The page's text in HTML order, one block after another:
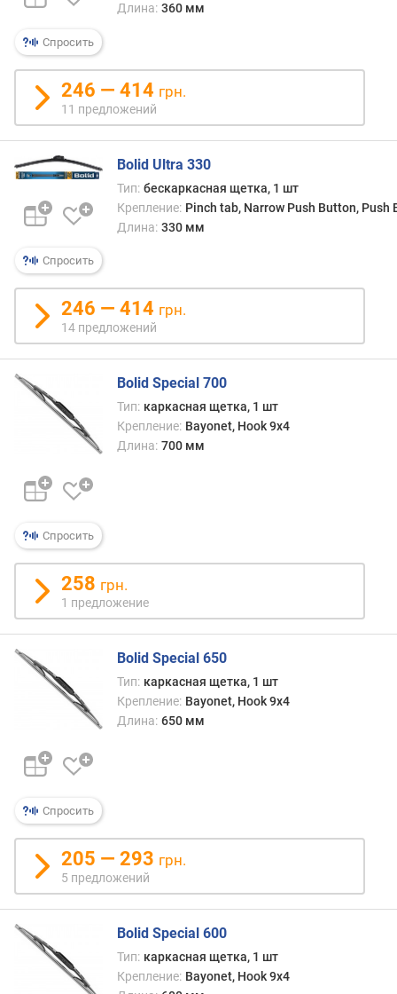
Спросить
Длина: 360 мм
246 — 414 грн.
11 предложений
Спросить
Bolid Ultra 330
Тип: бескаркасная щетка, 1 шт
Крепление: Pinch tab, Narrow Push Button,
Длина: 330 мм
246 — 414 грн.
14 предложений
Спросить
Bolid Special 700
Тип: каркасная щетка, 1 шт
Крепление: Bayonet, Hook 9x4
Длина: 700 мм
258 грн.
1 предложение
Спросить
Bolid Special 650
Тип: каркасная щетка, 1 шт
Крепление: Bayonet, Hook 9x4
Длина: 650 мм
205 — 293 грн.
5 предложений
Bolid Special 600
Тип: каркасная щетка, 1 шт
Крепление: Bayonet, Hook 9x4